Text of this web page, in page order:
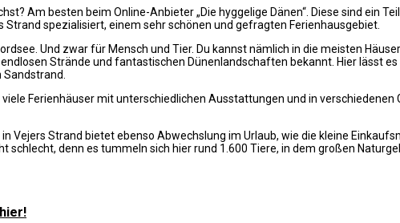
Am besten beim Online-Anbieter „Die hyggelige Dänen“. Diese sind ein
spezialisiert, einem sehr schönen und gefragten Ferienhausgebiet.
Und zwar für Mensch und Tier. Du kannst nämlich in die meisten
Strände und fantastischen Dünenlandschaften bekannt. Hier lässt
Ferienhäuser mit unterschiedlichen Ausstattungen und in
Vejers Strand bietet ebenso Abwechslung im Urlaub, wie die kleine
schlecht, denn es tummeln sich hier rund 1.600 Tiere, in dem großen